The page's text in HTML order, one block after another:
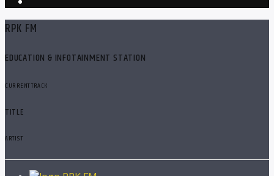
RPK FM
EDUCATION & INFOTAINMENT STATION
CURRENT TRACK
TITLE
ARTIST